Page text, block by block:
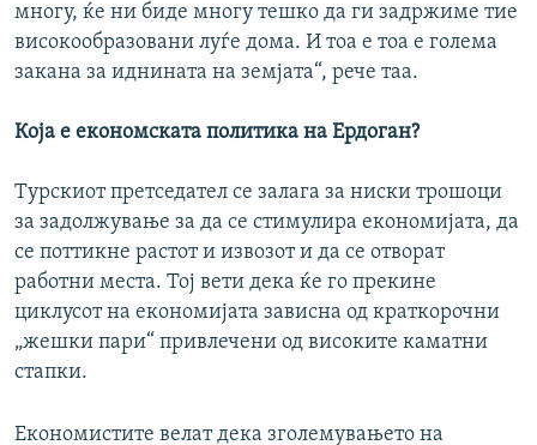
многу, ќе ни биде многу тешко да ги задржиме тие
високообразовани луѓе дома. И тоа е тоа е голема
закана за иднината на земјата“, рече таа.
Која е економската политика на Ердоган?
Турскиот претседател се залага за ниски трошоци
за задолжување за да се стимулира економијата, да
се поттикне растот и извозот и да се отворат
работни места. Тој вети дека ќе го прекине
циклусот на економијата зависна од краткорочни
„жешки пари“ привлечени од високите каматни
стапки.
Економистите велат дека зголемувањето на